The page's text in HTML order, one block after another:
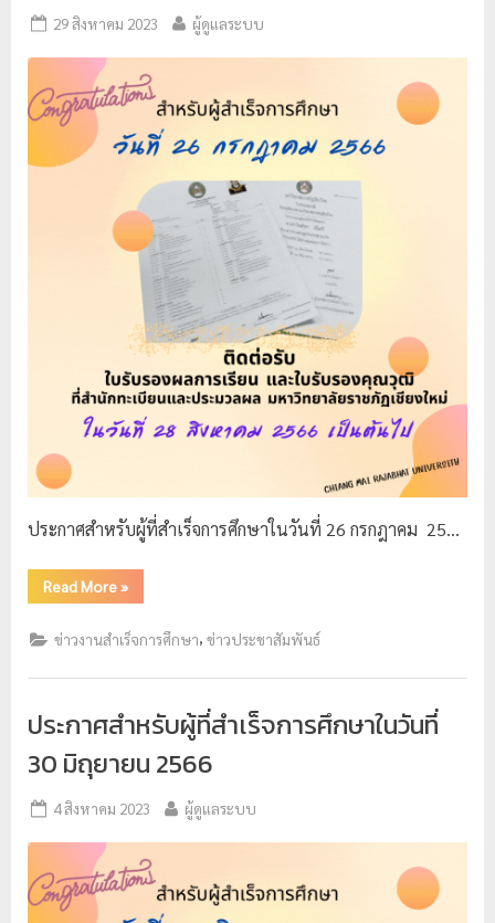
ภั
ชี
ย
ม่
29 สิงหาคม 2023 ผู้ดูแลระบบ
ประกาศสำหรับผู้ที่สำเร็จการศึกษาในวันที่ 26 กรกฎาคม 25…
Read More»
ข่าวงานสำเร็จการศึกษา,ข่าวประชาสัมพันธ์
ประกาศสำหรับผู้ที่สำเร็จการศึกษาในวันที่
30 มิถุยายน 2566
4 สิงหาคม 2023 ผู้ดูแลระบบ